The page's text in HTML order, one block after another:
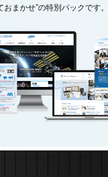
おまかせ”の特別パックです。